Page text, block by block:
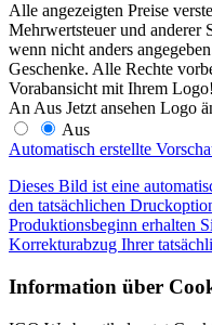
Alle angezeigten Preise
Mehrwertsteuer und anderer
wenn nicht anders
Geschenke. Alle Rechte
Vorabansicht mit Ihrem Logo!
An Aus Jetzt ansehen Logo
Aus
Automatisch erstellte
Dieses Bild ist eine
den tatsächlichen
Produktionsbeginn erhalten
Korrekturabzug Ihrer
Information über